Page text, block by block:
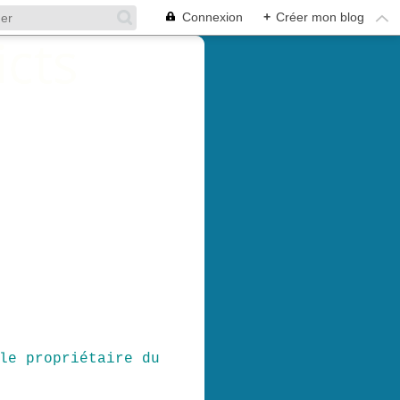
Connexion + Créer mon blog
propriétaire du